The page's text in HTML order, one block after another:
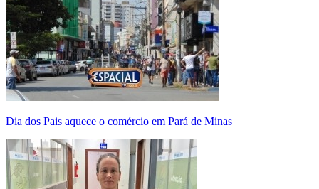
Dia dos Pais aquece o comércio em Pará de Minas